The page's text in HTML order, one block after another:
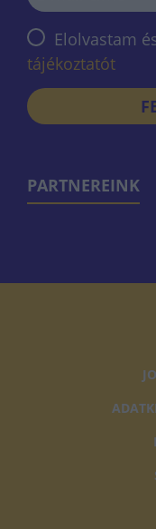
Elolvastam
tájékoztatót
PARTNEREINK